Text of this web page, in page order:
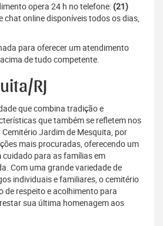
opera 24 h no telefone: (21)
chat online disponíveis todos os dias,
para oferecer um atendimento
de tudo competente.
RJ
que combina tradição e
que também se refletem nos
Jardim de Mesquita, por
mais procuradas, oferecendo um
cuidado para as famílias em
Com uma grande variedade de
individuais e familiares, o cemitério
de respeito e acolhimento para
sua última homenagem aos